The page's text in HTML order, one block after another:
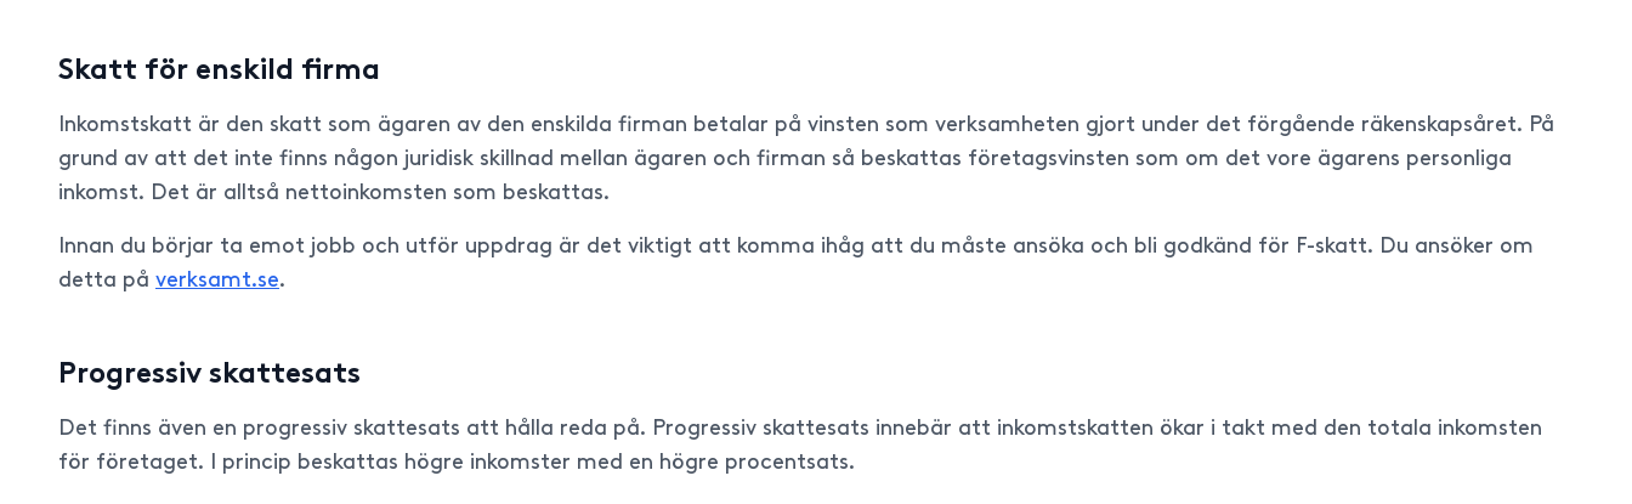
Skatt för enskild firma
Inkomstskatt är den skatt som ägaren av den enskilda firman betalar på vinsten som verksamheten gjort under det förgående räkenskapsåret. På
grund av att det inte finns någon juridisk skillnad mellan ägaren och firman så beskattas företagsvinsten som om det vore ägarens personliga
inkomst. Det är alltså nettoinkomsten som beskattas.
Innan du börjar ta emot jobb och utför uppdrag är det viktigt att komma ihåg att du måste ansöka och bli godkänd för F-skatt. Du ansöker om
detta på verksamt.se.
Progressiv skattesats
Det finns även en progressiv skattesats att hålla reda på. Progressiv skattesats innebär att inkomstskatten ökar i takt med den totala inkomsten
för företaget. I princip beskattas högre inkomster med en högre procentsats.